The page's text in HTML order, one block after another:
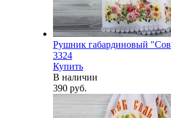
Рушник габардиновый
3324
Купить
В наличии
390 руб.